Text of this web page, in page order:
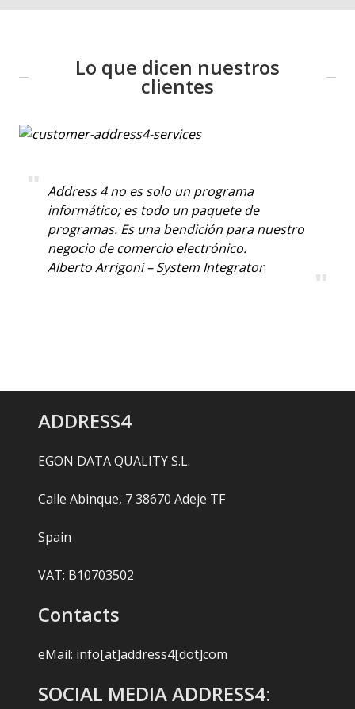
Lo que dicen nuestros
clientes
Address 4 no es solo un programa
informático; es todo un paquete de
programas. Es una bendición para nuestro
negocio de comercio electrónico.
Alberto Arrigoni – System Integrator
ADDRESS4
EGON DATA QUALITY S.L.
Calle Abinque, 7 38670 Adeje TF
Spain
VAT: B10703502
Contacts
eMail: info[at]address4[dot]com
SOCIAL MEDIA ADDRESS4: